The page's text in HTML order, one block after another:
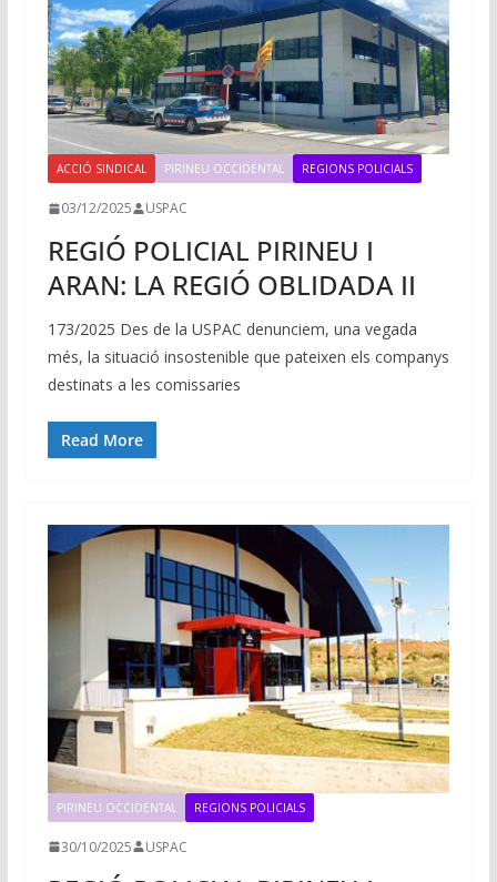
ACCIÓ SINDICAL PIRINEU OCCIDENTAL REGIONS POLICIALS
03/12/2025 USPAC
REGIÓ POLICIAL PIRINEU I
ARAN: LA REGIÓ OBLIDADA II
173/2025 Des de la USPAC denunciem, una vegada
més, la situació insostenible que pateixen els companys
destinats a les comissaries
Read More
PIRINEU OCCIDENTAL REGIONS POLICIALS
30/10/2025 USPAC